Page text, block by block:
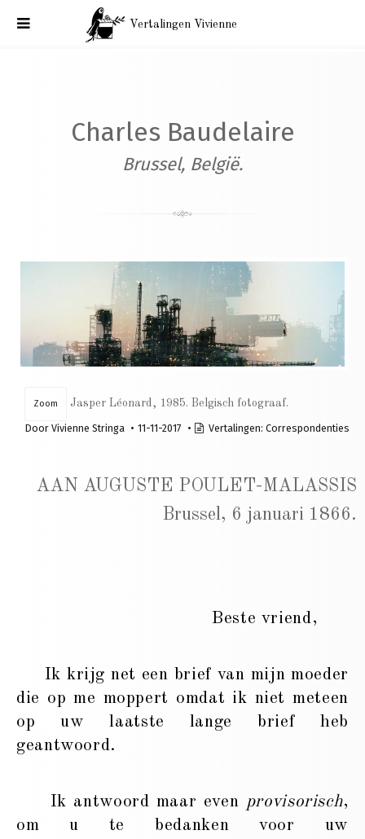
Vertalingen Vivienne
Charles Baudelaire
Brussel, België.
Zoom Jasper Léonard, 1985. Belgisch fotograaf.
Door Vivienne Stringa 11-11-2017 Vertalingen: Correspondenties
AAN AUGUSTE POULET-MALASSIS
Brussel, 6 januari 1866.
Beste vriend,
Ik krijg net een brief van mijn moeder
die op me moppert omdat ik niet meteen
op uw laatste lange brief heb
geantwoord.
Ik antwoord maar even provisorisch,
om u te bedanken voor uw